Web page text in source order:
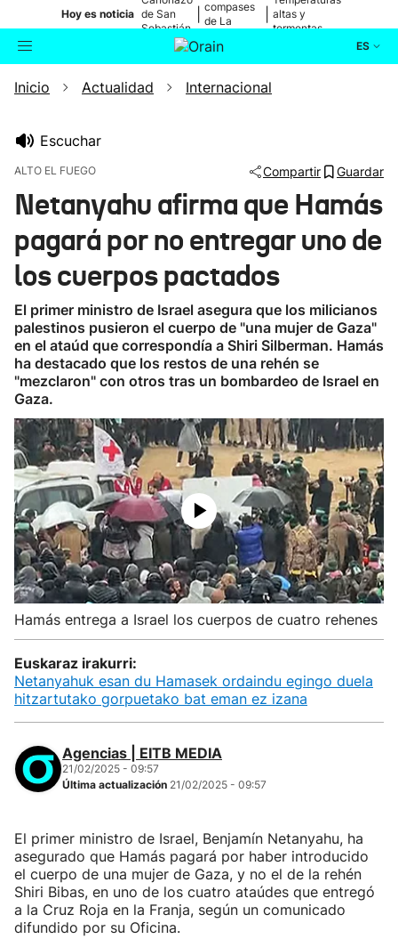
Hoy es noticia de San
Sebastián
compases
de La
altas y
tormentas
ES
Buscador Actualidad
Ikusmiran
Eguraldia
Inicio Actualidad Internacional
Escuchar
ALTO EL FUEGO Compartir Guardar
Netanyahu afirma que Hamás
pagará por no entregar uno de
los cuerpos pactados
El primer ministro de Israel asegura que los milicianos
palestinos pusieron el cuerpo de "una mujer de Gaza"
en el ataúd que correspondía a Shiri Silberman. Hamás
ha destacado que los restos de una rehén se
"mezclaron" con otros tras un bombardeo de Israel en
Gaza.
Hamás entrega a Israel los cuerpos de cuatro rehenes
Euskaraz irakurri:
Netanyahuk esan du Hamasek ordaindu egingo duela
hitzartutako gorpuetako bat eman ez izana
Agencias | EITB MEDIA
21/02/2025 - 09:57
Última actualización 21/02/2025 - 09:57
El primer ministro de Israel, Benjamín Netanyahu, ha
asegurado que Hamás pagará por haber introducido
el cuerpo de una mujer de Gaza, y no el de la rehén
Shiri Bibas, en uno de los cuatro ataúdes que entregó
a la Cruz Roja en la Franja, según un comunicado
difundido por su Oficina.